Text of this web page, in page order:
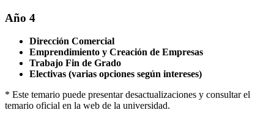
Año 4
Dirección Comercial
Emprendimiento y Creación de Empresas
Trabajo Fin de Grado
Electivas (varias opciones según intereses)
* Este temario puede presentar desactualizaciones y consultar el
temario oficial en la web de la universidad.